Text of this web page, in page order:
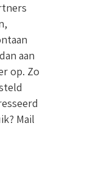
aan
op. Zo
Mail